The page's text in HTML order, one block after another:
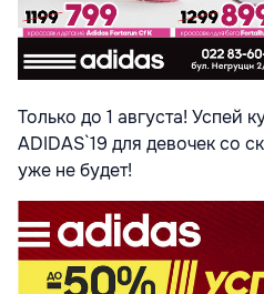
Только до 1 августа! Успей
ADIDAS`19 для девочек со
уже не будет!